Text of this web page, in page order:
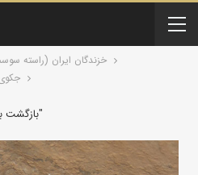
خزندگان ايران (راسته
بازگشت به "جکوی انگشت برگی ورنر"